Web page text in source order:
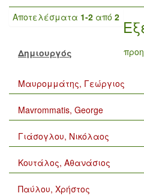
Αποτελέσματα 1-2 από 2
Δημιουργός
Μαυρομμάτης, Γεώργιος
Mavrommatis, George
Γιάσογλου, Νικόλαος
Κουτάλος, Αθανάσιος
Παύλου, Χρήστος